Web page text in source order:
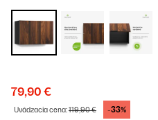
79,90 €
Uvádzacia cena:119,90 € -33%